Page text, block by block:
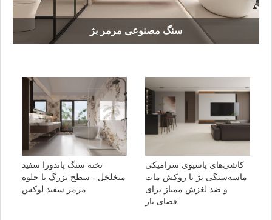
سنگ مصنوعی مرمر بژ
تخته سنگ پاندورا سفید
متخلخل - سطح بزرگ با جلوه
مرمر سفید لوکس
کاشی‌های پاسیوی سرامیکی
ماسه‌سنگی بژ با روکش مات
و ضد لغزش ممتاز برای
فضای باز